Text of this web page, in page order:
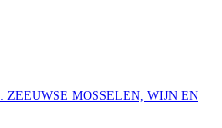
MOSSELEN, WIJN EN